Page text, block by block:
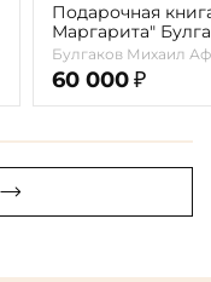
Подарочная
Маргарита"
Булгаков Михаил
60 000 ₽